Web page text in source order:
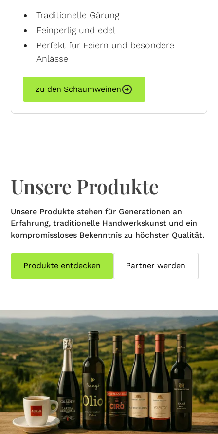
Traditionelle Gärung
Feinperlig und edel
Perfekt für Feiern und besondere
Anlässe
zu den Schaumweinen
Unsere Produkte
Unsere Produkte stehen für Generationen an
Erfahrung, traditionelle Handwerkskunst und ein
kompromissloses Bekenntnis zu höchster Qualität.
Produkte entdecken Partner werden